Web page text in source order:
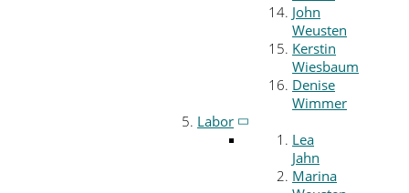
John
Weusten
Kerstin
Wiesbaum
Denise
Wimmer
Labor
Lea
Jahn
Marina